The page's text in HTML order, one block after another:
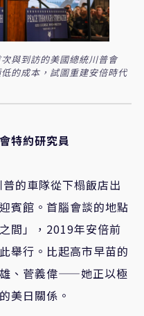
與到訪的美國總統川普會
的成本，試圖重建安倍時代
特約研究員
的車隊從下榻飯店出
賓館。首腦會談的地點
間」， 2019年安倍前
舉行。比起高市早苗的
、菅義偉——她正以極
美日關係。